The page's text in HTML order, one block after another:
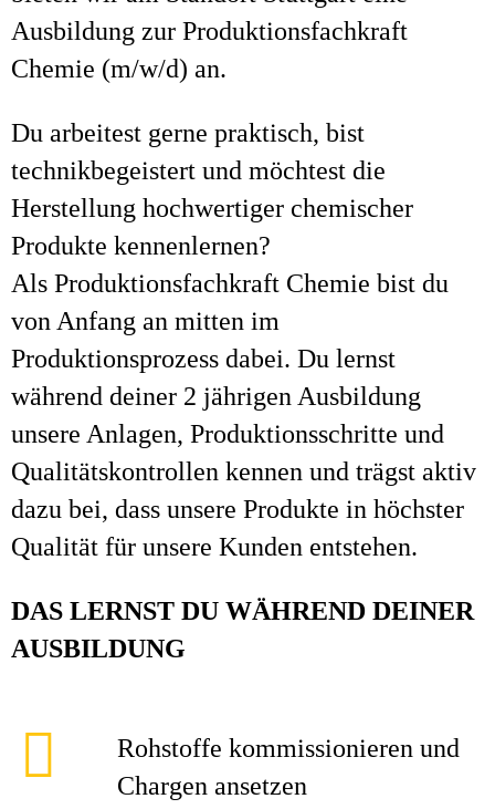
Ausbildung zur Produktionsfachkraft
Chemie (m/w/d) an.
Du arbeitest gerne praktisch, bist
technikbegeistert und möchtest die
Herstellung hochwertiger chemischer
Produkte kennenlernen?
Als Produktionsfachkraft Chemie bist du
von Anfang an mitten im
Produktionsprozess dabei. Du lernst
während deiner 2 jährigen Ausbildung
unsere Anlagen, Produktionsschritte und
Qualitätskontrollen kennen und trägst aktiv
dazu bei, dass unsere Produkte in höchster
Qualität für unsere Kunden entstehen.
DAS LERNST DU WÄHREND DEINER
AUSBILDUNG
Rohstoffe kommissionieren und
Chargen ansetzen